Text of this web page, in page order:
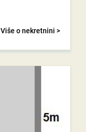
Više o nekretnini >